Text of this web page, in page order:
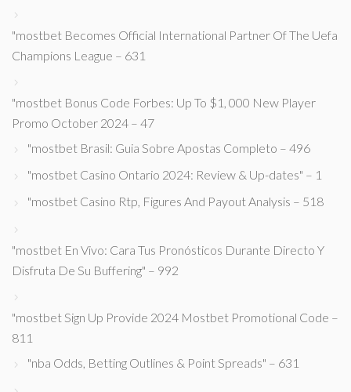
"mostbet Becomes Official International Partner Of The Uefa
Champions League – 631
"mostbet Bonus Code Forbes: Up To $1, 000 New Player
Promo October 2024 – 47
"mostbet Brasil: Guia Sobre Apostas Completo – 496
"mostbet Casino Ontario 2024: Review & Up-dates" – 1
"mostbet Casino Rtp, Figures And Payout Analysis – 518
"mostbet En Vivo: Cara Tus Pronósticos Durante Directo Y
Disfruta De Su Buffering" – 992
"mostbet Sign Up Provide 2024 Mostbet Promotional Code –
811
"nba Odds, Betting Outlines & Point Spreads" – 631